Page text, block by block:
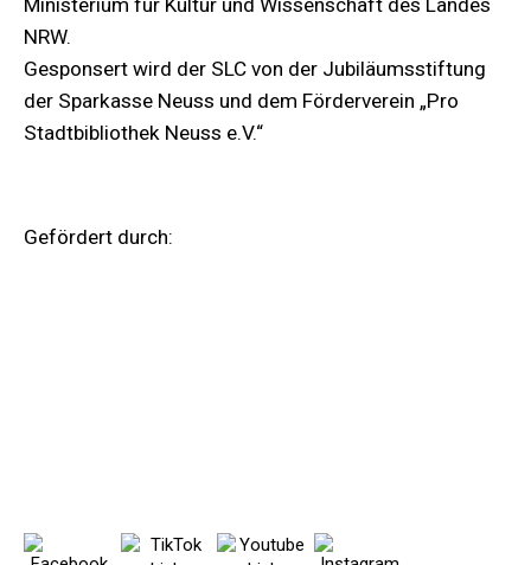
NRW.
Gesponsert wird der SLC von der Jubiläumsstiftung
der Sparkasse Neuss und dem Förderverein „Pro
Stadtbibliothek Neuss e.V.“
Gefördert durch: